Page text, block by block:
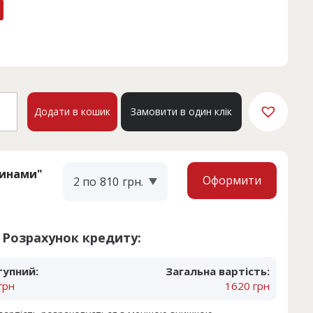
Додати в кошик Замовити в один клік
2 по 810 грн. Оформити
Розрахунок кредиту:
Загальна вартість:
1620 грн